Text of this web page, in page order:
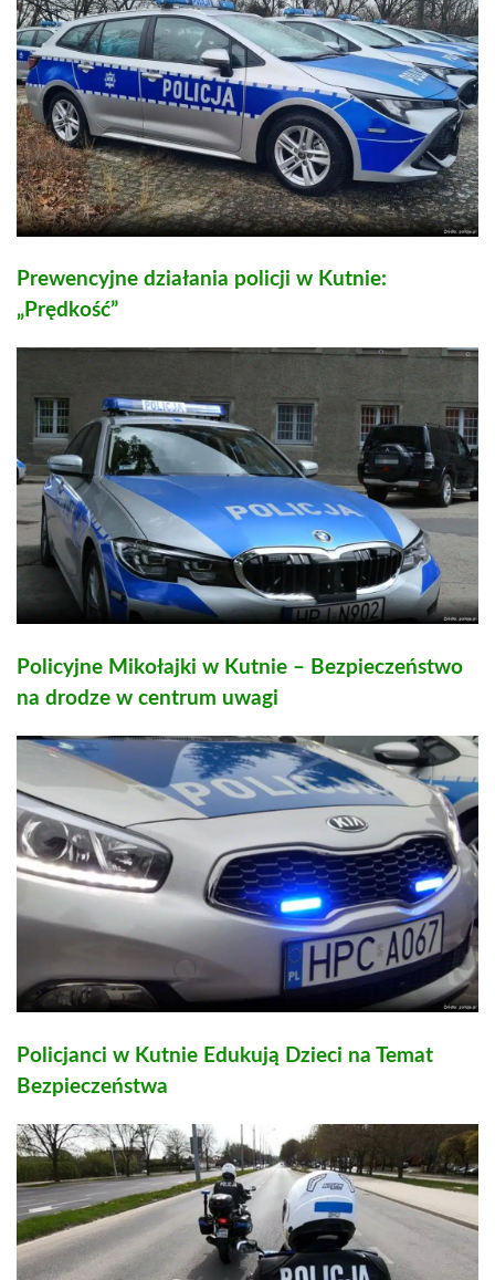
Prewencyjne działania policji w Kutnie:
„Prędkość”
Policyjne Mikołajki w Kutnie – Bezpieczeństwo
na drodze w centrum uwagi
Policjanci w Kutnie Edukują Dzieci na Temat
Bezpieczeństwa